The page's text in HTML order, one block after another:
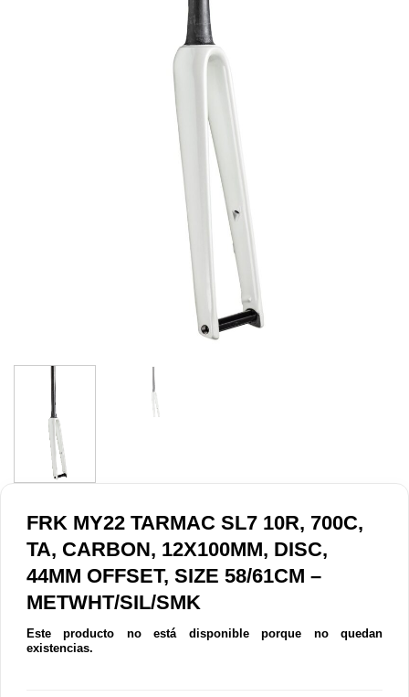
FRK MY22 TARMAC SL7 10R, 700C,
TA, CARBON, 12X100MM, DISC,
44MM OFFSET, SIZE 58/61CM –
METWHT/SIL/SMK
Este producto no está disponible porque no quedan
existencias.